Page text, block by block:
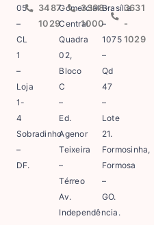
05
–
CL
1
–
Loja
1-
4
Sobradinho
–
DF.
3487-
1029
Comercial
Central
Quadra
02,
Bloco
C
–
Ed.
Agenor
Teixeira
–
Térreo
Av.
Independência.
3308-
1000
Brasília
–
1075
–
Qd
47
–
Lote
21.
Formosinha,
Formosa
–
GO.
3631
-
1029